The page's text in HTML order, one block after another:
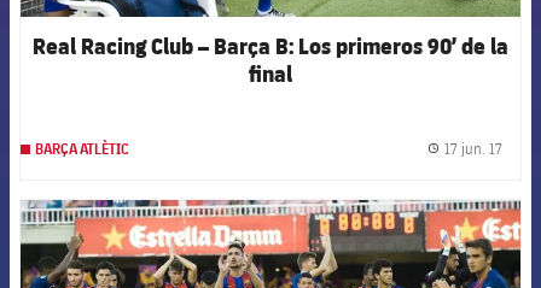
Real Racing Club – Barça B: Los primeros 90’ de la
final
BARÇA ATLÈTIC 17 jun. 17
FCB Barcelona badge